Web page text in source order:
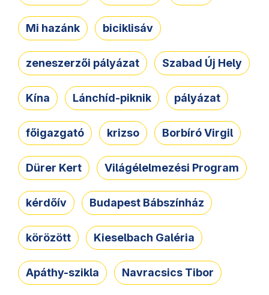
Mi hazánk biciklisáv
zeneszerzői pályázat Szabad Új Hely
Kína Lánchíd-piknik pályázat
főigazgató krizso Borbíró Virgil
Dürer Kert Világélelmezési Program
kérdőív Budapest Bábszínház
körözött Kieselbach Galéria
Apáthy-szikla Navracsics Tibor